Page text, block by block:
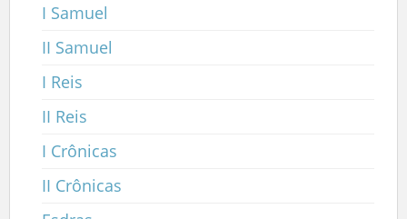
I Samuel
II Samuel
I Reis
II Reis
I Crônicas
II Crônicas